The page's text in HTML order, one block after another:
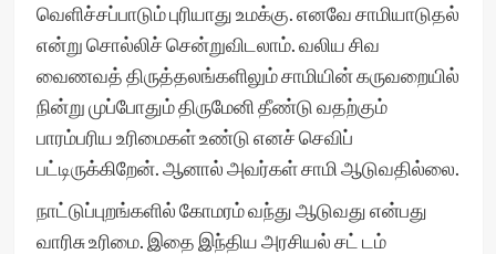
வெளிச்சப்பாடும் புரியாது உமக்கு. எனவே சாமியாடுதல்
என்று சொல்லிச் சென்றுவிடலாம். வலிய சிவ
வைணவத் திருத்தலங்களிலும் சாமியின் கருவறையில்
நின்று முப்போதும் திருமேனி தீண்டு வதற்கும்
பாரம்பரிய உரிமைகள் உண்டு எனச் செவிப்
பட்டிருக்கிறேன். ஆனால் அவர்கள் சாமி ஆடுவதில்லை.
நாட்டுப்புறங்களில் கோமரம் வந்து ஆடுவது என்பது
வாரிசு உரிமை. இதை இந்திய அரசியல் சட் டம்